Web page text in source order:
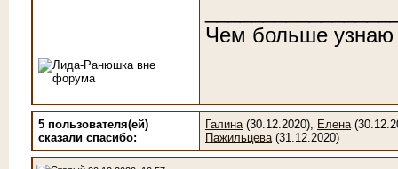
Чем больше
5 пользователя(ей)
сказали cпасибо:
Галина(30.12.2020), Елена
Пажильцева(31.12.2020)